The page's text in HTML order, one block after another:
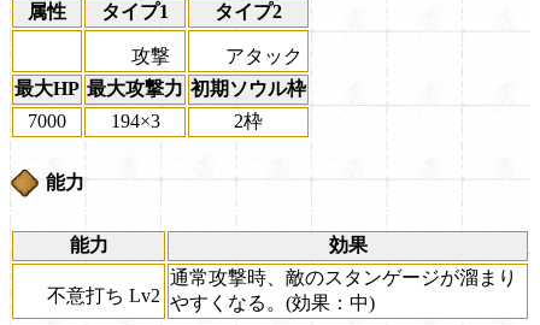
属性 タイプ1 タイプ2
攻撃
アタック
最大HP 最大攻撃力 初期ソウル枠
7000
194×3 2枠
能力
能力 効果
不意打ち Lv2
通常攻撃時、敵のスタンゲージが溜まり
やすくなる。(効果：中)